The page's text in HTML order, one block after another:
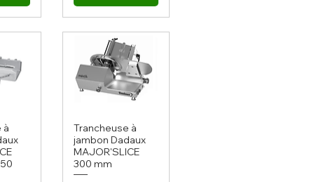
à
Trancheuse à
jambon Dadaux
MAJOR'SLICE
300 mm